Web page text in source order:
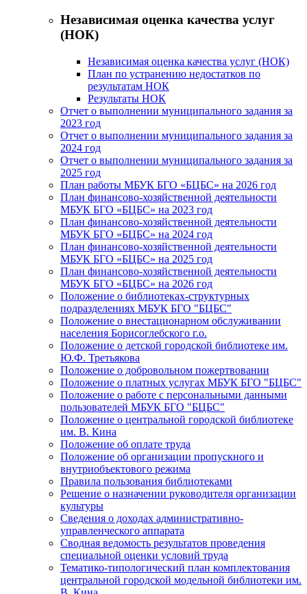
Независимая оценка качества услуг
(НОК)
Независимая оценка качества услуг (НОК)
План по устранению недостатков по
результатам НОК
Результаты НОК
Отчет о выполнении муниципального задания за
2023 год
Отчет о выполнении муниципального задания за
2024 год
Отчет о выполнении муниципального задания за
2025 год
План работы МБУК БГО «БЦБС» на 2026 год
План финансово-хозяйственной деятельности
МБУК БГО «БЦБС» на 2023 год
План финансово-хозяйственной деятельности
МБУК БГО «БЦБС» на 2024 год
План финансово-хозяйственной деятельности
МБУК БГО «БЦБС» на 2025 год
План финансово-хозяйственной деятельности
МБУК БГО «БЦБС» на 2026 год
Положение о библиотеках-структурных
подразделениях МБУК БГО "БЦБС"
Положение о внестационарном обслуживании
населения Борисоглебского г.о.
Положение о детской городской библиотеке им.
Ю.Ф. Третьякова
Положение о добровольном пожертвовании
Положение о платных услугах МБУК БГО "БЦБС"
Положение о работе с персональными данными
пользователей МБУК БГО "БЦБС"
Положение о центральной городской библиотеке
им. В. Кина
Положение об оплате труда
Положение об организации пропускного и
внутриобъектового режима
Правила пользования библиотеками
Решение о назначении руководителя организации
культуры
Сведения о доходах административно-
управленческого аппарата
Сводная ведомость результатов проведения
специальной оценки условий труда
Тематико-типологический план комплектования
центральной городской модельной библиотеки им.